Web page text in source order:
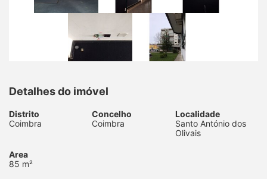
Detalhes do imóvel
Distrito
Coimbra
Concelho
Coimbra
Localidade
Santo António dos
Olivais
Area
85 m²